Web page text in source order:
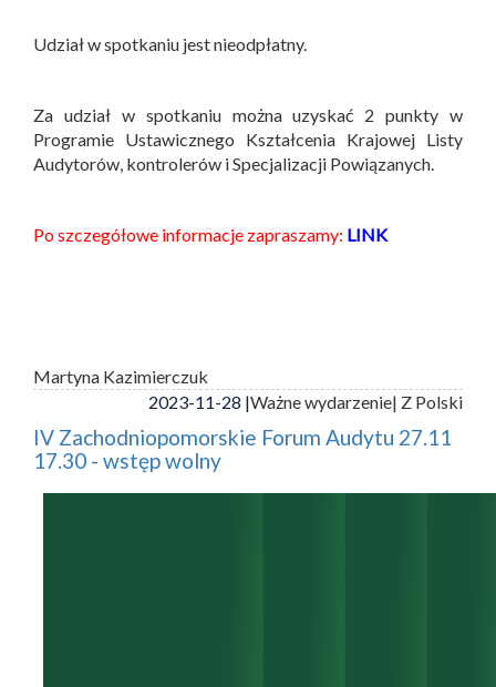
Udział w spotkaniu jest nieodpłatny.
Za udział w spotkaniu można uzyskać 2 punkty w
Programie Ustawicznego Kształcenia Krajowej Listy
Audytorów, kontrolerów i Specjalizacji Powiązanych.
Po szczegółowe informacje zapraszamy: LINK
Martyna Kazimierczuk
2023-11-28 |Ważne wydarzenie| Z Polski
IV Zachodniopomorskie Forum Audytu 27.11
17.30 - wstęp wolny